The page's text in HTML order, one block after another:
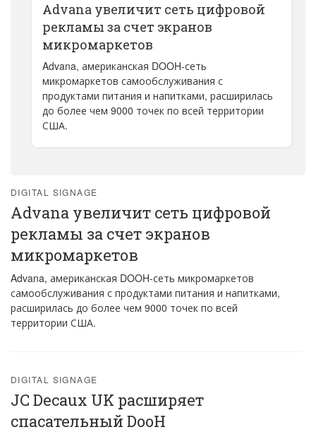
Advana увеличит сеть цифровой
рекламы за счет экранов
микромаркетов
Advana, американская DOOH-сеть
микромаркетов самообслуживания с
продуктами питания и напитками, расширилась
до более чем 9000 точек по всей территории
США.
DIGITAL SIGNAGE
Advana увеличит сеть цифровой
рекламы за счет экранов
микромаркетов
Advana, американская DOOH-сеть микромаркетов
самообслуживания с продуктами питания и напитками,
расширилась до более чем 9000 точек по всей
территории США.
DIGITAL SIGNAGE
JC Decaux UK расширяет
спасательный DooH